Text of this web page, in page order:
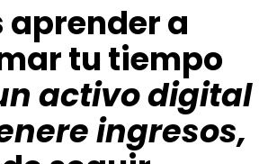
aprender a
tu tiempo
activo digital
ingresos,